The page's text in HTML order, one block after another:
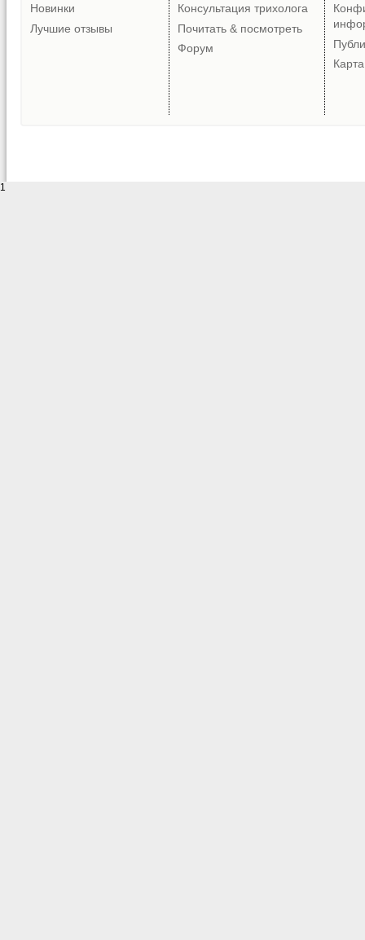
Новинки
Лучшие отзывы
Консультация трихолога
Почитать & посмотреть
Форум
1